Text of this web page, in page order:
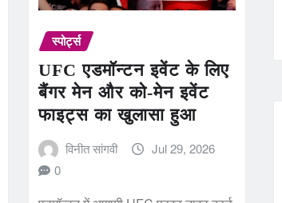
स्पोर्ट्स
UFC एडमॉन्टन इवेंट के लिए
बैंगर मेन और को-मेन इवेंट
फाइट्स का खुलासा हुआ
विनीत सांगवी
Jul 29, 2026
0